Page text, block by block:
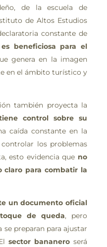
de la escuela de
de Altos Estudios
constante de
beneficiosa para el
genera en la imagen
en el ámbito turístico y
también proyecta la
control sobre su
caída constante en la
los problemas
esto evidencia que no
claro para combatir la
un documento oficial
de queda, pero
preparan para ajustar
sector bananero será